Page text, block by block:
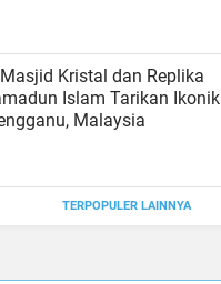
Kristal dan Replika
Malaysia
TERPOPULER LAINNYA